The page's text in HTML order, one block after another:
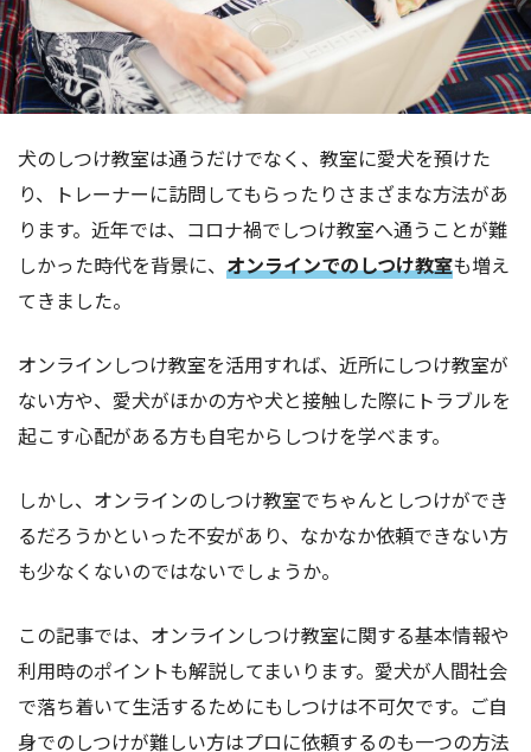
犬のしつけ教室は通うだけでなく、教室に愛犬を預けた
り、トレーナーに訪問してもらったりさまざまな方法があ
ります。近年では、コロナ禍でしつけ教室へ通うことが難
しかった時代を背景に、 オンラインでのしつけ教室も増え
てきました。
オンラインしつけ教室を活用すれば、近所にしつけ教室が
ない方や、愛犬がほかの方や犬と接触した際にトラブルを
起こす心配がある方も自宅からしつけを学べます。
しかし、オンラインのしつけ教室でちゃんとしつけができ
るだろうかといった不安があり、なかなか依頼できない方
も少なくないのではないでしょうか。
この記事では、オンラインしつけ教室に関する基本情報や
利用時のポイントも解説してまいります。愛犬が人間社会
で落ち着いて生活するためにもしつけは不可欠です。ご自
身でのしつけが難しい方はプロに依頼するのも一つの方法